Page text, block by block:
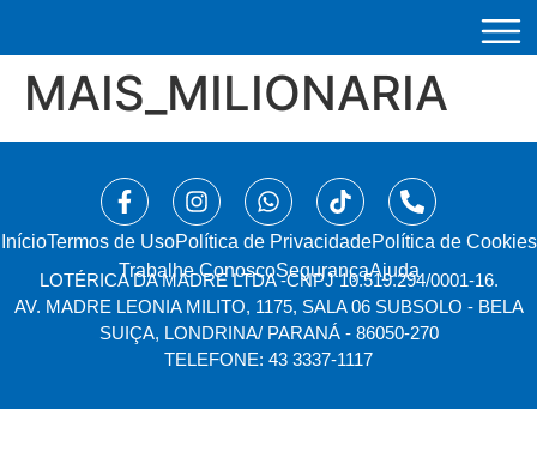
MAIS_MILIONARIA
Início⁠Termos de UsoPolítica de PrivacidadePolítica de Cookies
Trabalhe ConoscoSegurançaAjuda
LOTÉRICA DA MADRE LTDA -CNPJ 10.519.294/0001-16.
AV. MADRE LEONIA MILITO, 1175, SALA 06 SUBSOLO - BELA
SUIÇA, LONDRINA/ PARANÁ - 86050-270
TELEFONE: 43 3337-1117